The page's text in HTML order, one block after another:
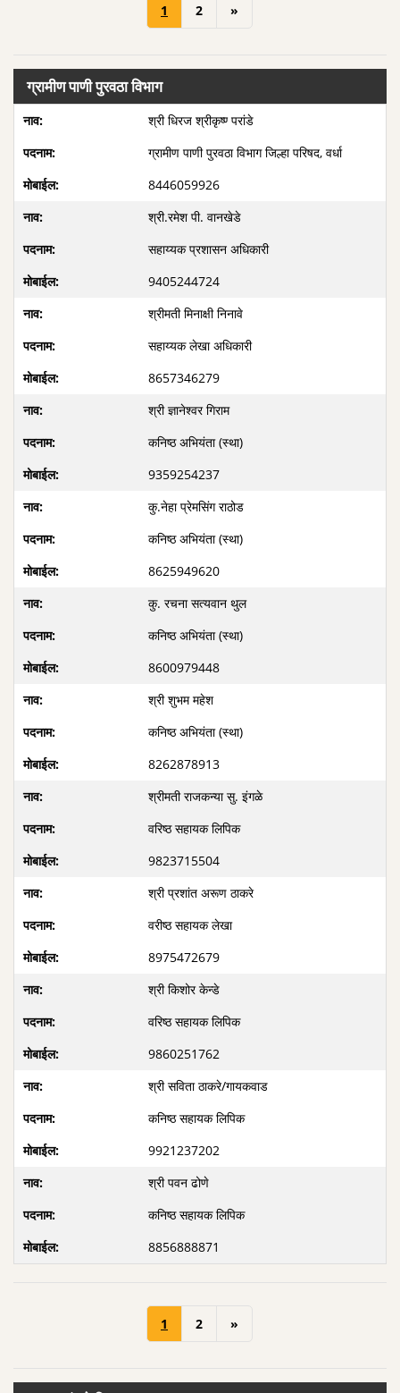
1 2 »
ग्रामीण पाणी पुरवठा विभाग
श्री धिरज श्रीकृष्ण्‍ परांडे
ग्रामीण पाणी पुरवठा विभाग जिल्हा परिषद, वर्धा
8446059926
श्री.रमेश पी. वानखेडे
सहाय्यक प्रशासन अधिकारी
9405244724
श्रीमती मिनाक्षी निनावे
सहाय्यक लेखा अधिकारी
8657346279
श्री ज्ञानेश्वर गिराम
कनिष्ठ अभियंता (स्था)
9359254237
कु.नेहा प्रेमसिंग राठोड
कनिष्ठ अभियंता (स्था)
8625949620
कु. रचना सत्यवान थुल
कनिष्ठ अभियंता (स्था)
8600979448
श्री शुभम महेश
कनिष्ठ अभियंता (स्था)
8262878913
श्रीमती राजकन्या सु. इंगळे
वरिष्ठ सहायक लिपिक
9823715504
श्री प्रशांत अरूण ठाकरे
वरीष्ठ सहायक लेखा
8975472679
श्री किशोर केन्डे
वरिष्ठ सहायक लिपिक
9860251762
श्री सविता ठाकरे/गायकवाड
कनिष्ठ सहायक लिपिक
9921237202
श्री पवन ढोणे
कनिष्ठ सहायक लिपिक
8856888871
1 2 »